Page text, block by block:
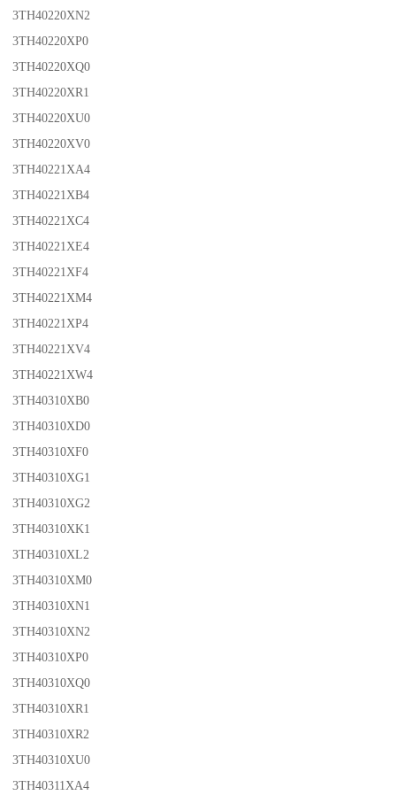
3TH40220XN2
3TH40220XP0
3TH40220XQ0
3TH40220XR1
3TH40220XU0
3TH40220XV0
3TH40221XA4
3TH40221XB4
3TH40221XC4
3TH40221XE4
3TH40221XF4
3TH40221XM4
3TH40221XP4
3TH40221XV4
3TH40221XW4
3TH40310XB0
3TH40310XD0
3TH40310XF0
3TH40310XG1
3TH40310XG2
3TH40310XK1
3TH40310XL2
3TH40310XM0
3TH40310XN1
3TH40310XN2
3TH40310XP0
3TH40310XQ0
3TH40310XR1
3TH40310XR2
3TH40310XU0
3TH40311XA4